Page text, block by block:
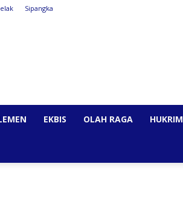
Sipangka
EKBIS OLAH RAGA HUKRIM